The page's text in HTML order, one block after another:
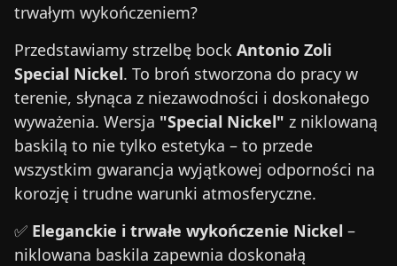
trwałym wykończeniem?
Przedstawiamy strzelbę bock Antonio Zoli
Special Nickel. To broń stworzona do pracy w
terenie, słynąca z niezawodności i doskonałego
wyważenia. Wersja "Special Nickel" z niklowaną
baskilą to nie tylko estetyka – to przede
wszystkim gwarancja wyjątkowej odporności na
korozję i trudne warunki atmosferyczne.
✅ Eleganckie i trwałe wykończenie Nickel –
niklowana baskila zapewnia doskonałą